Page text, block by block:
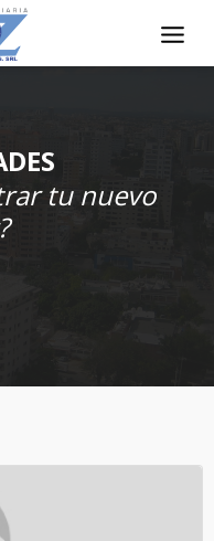
tu nuevo